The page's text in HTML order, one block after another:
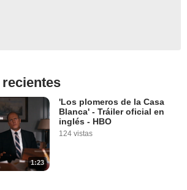
1:23
'Los plomeros de la Casa
Blanca' - Tráiler oficial en
inglés - HBO
124 vistas